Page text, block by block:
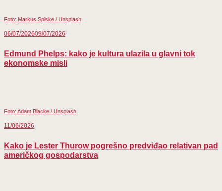
Foto: Markus Spiske / Unsplash
06/07/202609/07/2026
Edmund Phelps: kako je kultura ulazila u glavni tok
ekonomske misli
Foto: Adam Blacke / Unsplash
11/06/2026
Kako je Lester Thurow pogrešno predviđao relativan pad
američkog gospodarstva